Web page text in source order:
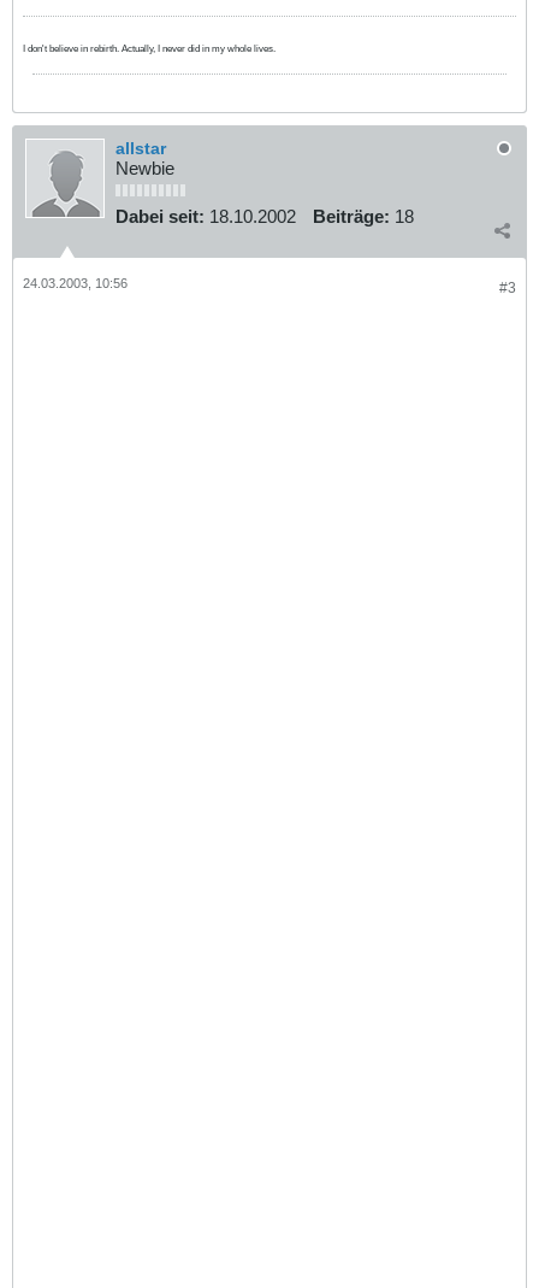
I don't believe in rebirth. Actually, I never did in my whole lives.
allstar
Newbie
Dabei seit: 18.10.2002 Beiträge: 18
#3
24.03.2003, 10:56